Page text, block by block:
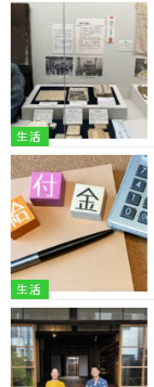
生活
生活